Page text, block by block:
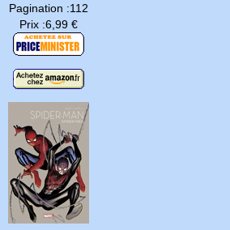
Pagination :112
Prix :6,99 €